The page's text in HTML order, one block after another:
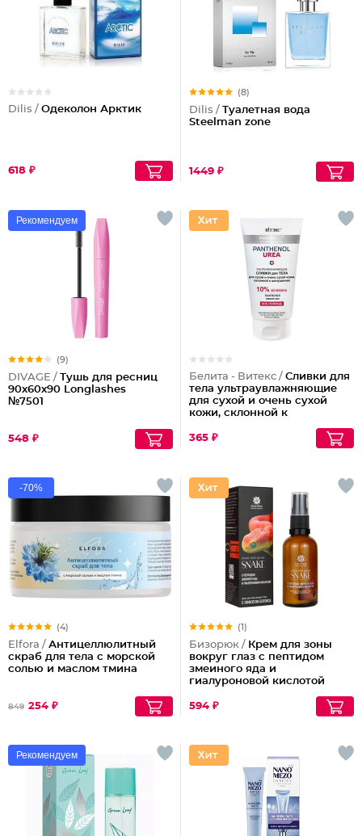
Dilis / Одеколон Арктик
618 ₽
(8)
Dilis / Туалетная вода
Steelman zone
1449 ₽
Рекомендуем
(9)
DIVAGE / Тушь для ресниц
90x60x90 Longlashes
№7501
548 ₽
Белита - Витекс / Сливки для
тела ультраувлажняющие
для сухой и очень сухой
кожи, склонной к
Panthenol Urea
365 ₽
-70%
(4)
Elfora / Антицеллюлитный
скраб для тела с морской
солью и маслом тмина
849 254 ₽
(1)
Бизорюк / Крем для зоны
вокруг глаз с пептидом
змеиного яда и
гиалуроновой кислотой
594 ₽
Рекомендуем